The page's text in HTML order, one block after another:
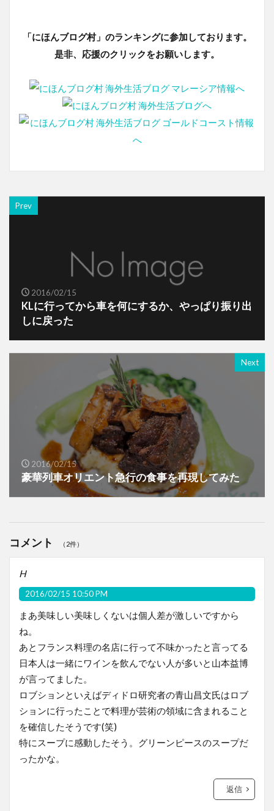
「にほんブログ村」のランキングに参加しております。
是非、応援のクリックをお願いします。
Prev
2016/02/15
KLに行ってから車を何にするか、やっぱり振り出
しに戻った
Next
2016/02/15
豪華列車オリエント急行の食事を再現してみた
コメント （2件）
H
2016/02/15 10:50 PM
まあ美味しい美味しくないは個人差が激しいですから
ね。
あとフランス料理の名店に行って不味かったと言ってる
日本人は一緒にワインを飲んでない人が多いと山本益博
が言ってました。
ロブションといえばディドロ研究者の青山昌文氏はロブ
ションに行ったことで料理が芸術の領域に含まれること
を確信したそうです(笑)
特にスープに感動したそう。グリーンピースのスープだ
ったかな。
返信